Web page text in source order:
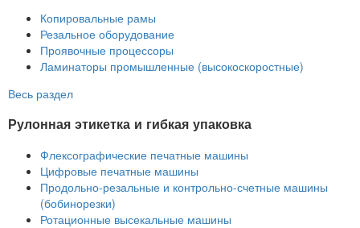
Копировальные рамы
Резальное оборудование
Проявочные процессоры
Ламинаторы промышленные (высокоскоростные)
Весь раздел
Рулонная этикетка и гибкая упаковка
Флексографические печатные машины
Цифровые печатные машины
Продольно-резальные и контрольно-счетные машины
(бобинорезки)
Ротационные высекальные машины